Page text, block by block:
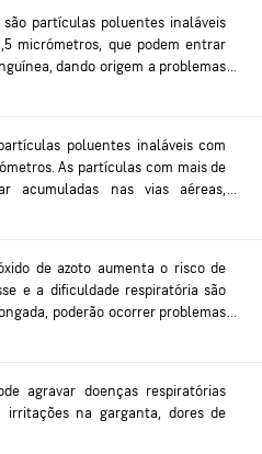
partículas poluentes inaláveis
micrómetros, que podem entrar
dando origem a problemas
agravado é nos pulmões e no
poluentes inaláveis com
As partículas com mais de
acumuladas nas vias aéreas,
A exposição pode causar
mais graves para a saúde.
de azoto aumenta o risco de
e a dificuldade respiratória são
poderão ocorrer problemas
agravar doenças respiratórias
na garganta, dores de